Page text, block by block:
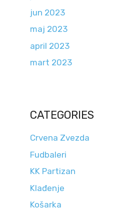
jun 2023
maj 2023
april 2023
mart 2023
CATEGORIES
Crvena Zvezda
Fudbaleri
KK Partizan
Klađenje
Košarka